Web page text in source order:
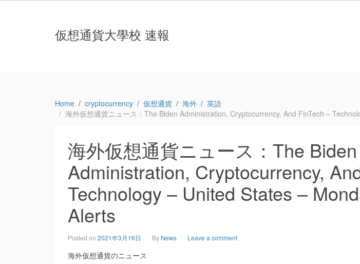
仮想通貨大學校 速報
Home cryptocurrency 仮想通貨 海外
英語
海外仮想通貨ニュース：The Biden Administration, Cryptocurrency, And FinTech –
海外仮想通貨ニュース：The Biden
Administration, Cryptocurrency,
Technology – United States –
Alerts
Posted on 2021年3月16日 By News Leave a comment
海外仮想通貨のニュース